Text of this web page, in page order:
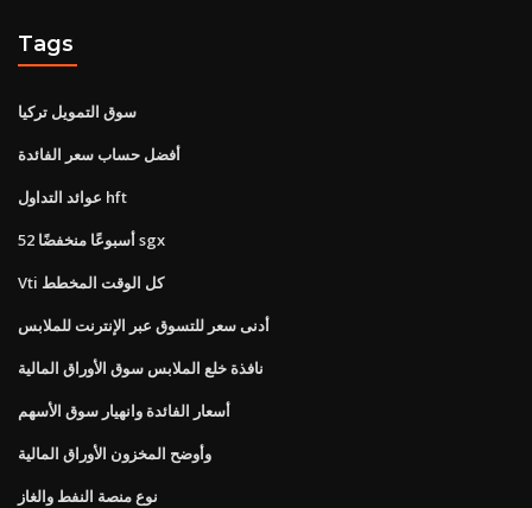
Tags
سوق التمويل تركيا
أفضل حساب سعر الفائدة
عوائد التداول hft
52 أسبوعًا منخفضًا sgx
Vti كل الوقت المخطط
أدنى سعر للتسوق عبر الإنترنت للملابس
نافذة خلع الملابس سوق الأوراق المالية
أسعار الفائدة وانهيار سوق الأسهم
وأوضح المخزون الأوراق المالية
نوع منصة النفط والغاز